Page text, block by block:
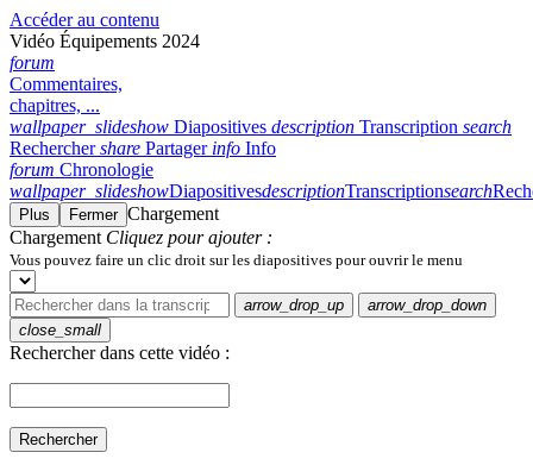
Accéder au contenu
Vidéo Équipements 2024
forum
Commentaires,
chapitres, ...
wallpaper_slideshow Diapositives description Transcription search
Rechercher share Partager info Info
forum Chronologie
wallpaper_slideshowDiapositivesdescriptionTranscriptionsearch
Plus Fermer Chargement
Chargement Cliquez pour ajouter :
Vous pouvez faire un clic droit sur les diapositives pour ouvrir le menu
arrow_drop_up
arrow_drop_down
close_small
Rechercher dans cette vidéo :
Rechercher